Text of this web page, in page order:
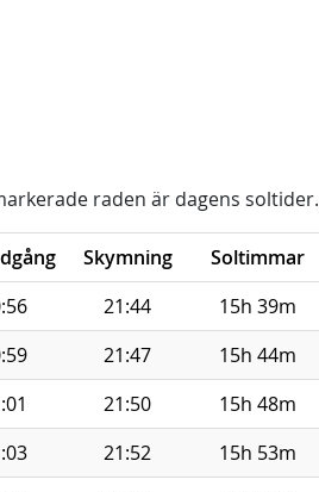
raden är dagens soltider.
Skymning
Soltimmar
21:44
15h 39m
21:47
15h 44m
21:50
15h 48m
21:52
15h 53m